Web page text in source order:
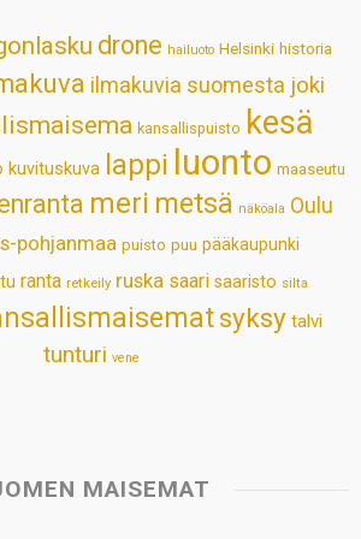
k
n
s
t
drone hailuoto Helsinki historia
ilmakuvia suomesta joki
kansallispuisto kesä
kuvituskuva lappi luonto maaseutu
meri metsä näköala Oulu
pohjanmaa puisto puu pääkaupunki
ranta retkeily ruska saari saaristo silta
syksy talvi
tunturi vene
MAISEMAT